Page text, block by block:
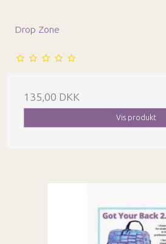
Drop Zone
135,00 DKK
Vis produkt